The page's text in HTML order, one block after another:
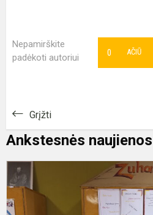
Nepamirškite
padėkoti autoriui
AČIŪ
0
Grįžti
Ankstesnės naujienos